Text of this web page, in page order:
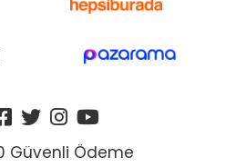
Güvenli Ödeme